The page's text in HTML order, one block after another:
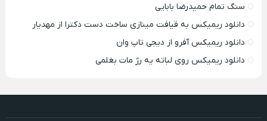
سنگ تمام حمیدرضا بابایی
دانلود ریمیکس به قیافت مینازی ساخت دست دکترا از مهدیار
دانلود ریمیکس آفرو از ديجی تاپ وان
دانلود ریمیکس روی لباته یه رژ مات بغلمی